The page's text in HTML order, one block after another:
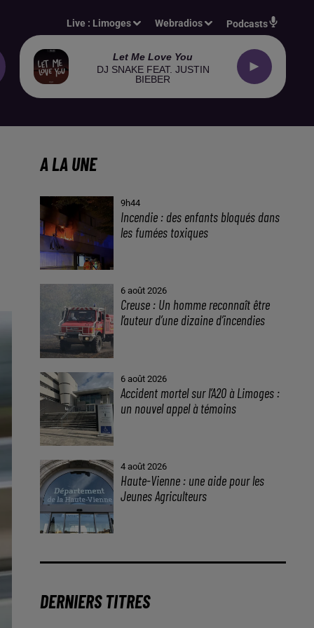
Live : Limoges Webradios Podcasts
Let Me Love You
DJ SNAKE FEAT. JUSTIN
BIEBER
A LA UNE
9h44
Incendie : des enfants bloqués dans
les fumées toxiques
6 août 2026
Creuse : Un homme reconnaît être
l’auteur d’une dizaine d’incendies
6 août 2026
Accident mortel sur l’A20 à Limoges :
un nouvel appel à témoins
4 août 2026
Haute-Vienne : une aide pour les
Jeunes Agriculteurs
DERNIERS TITRES